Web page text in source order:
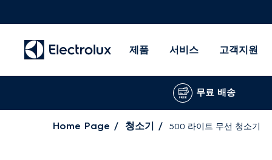
제품 서비스 고객지원
무료 배송
Home Page 청소기 500 라이트 무선 청소기